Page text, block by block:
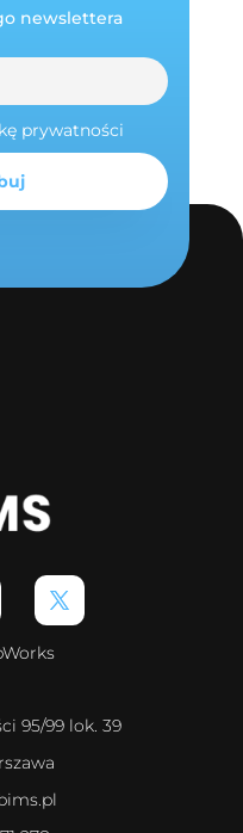
newslettera
prywatności
95/99 lok. 39